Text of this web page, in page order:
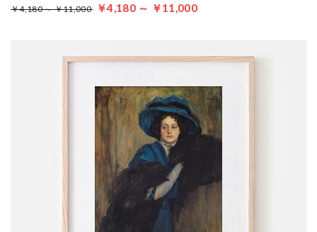
￥4,180 ～ ￥11,000 ￥4,180 ～ ￥11,000